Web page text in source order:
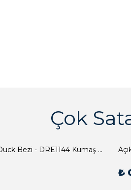
Çok
Açık Bej Duck Bezi - DRE1144 Kumaş Peçete
₺